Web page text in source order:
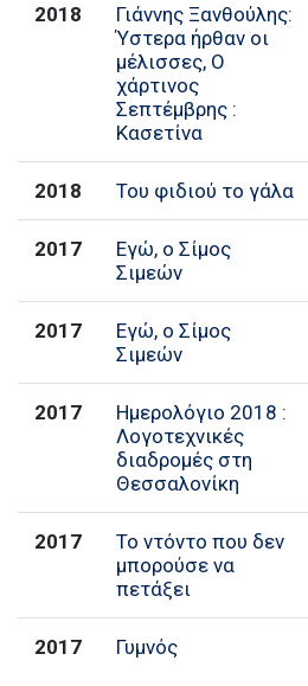
2018
Γιάννης Ξανθούλης:
Ύστερα ήρθαν οι
μέλισσες, Ο
χάρτινος
Σεπτέμβρης :
Κασετίνα
2018 Του φιδιού το γάλα
2017
Εγώ, ο Σίμος
Σιμεών
2017
Εγώ, ο Σίμος
Σιμεών
2017
Ημερολόγιο 2018 :
Λογοτεχνικές
διαδρομές στη
Θεσσαλονίκη
2017
Το ντόντο που δεν
μπορούσε να
πετάξει
2017 Γυμνός